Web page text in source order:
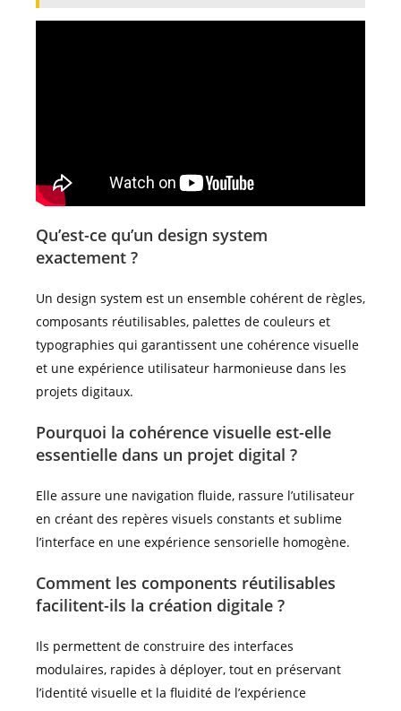
Qu’est-ce qu’un design system
exactement ?
Un design system est un ensemble cohérent de règles,
composants réutilisables, palettes de couleurs et
typographies qui garantissent une cohérence visuelle
et une expérience utilisateur harmonieuse dans les
projets digitaux.
Pourquoi la cohérence visuelle est-elle
essentielle dans un projet digital ?
Elle assure une navigation fluide, rassure l’utilisateur
en créant des repères visuels constants et sublime
l’interface en une expérience sensorielle homogène.
Comment les components réutilisables
facilitent-ils la création digitale ?
Ils permettent de construire des interfaces
modulaires, rapides à déployer, tout en préservant
l’identité visuelle et la fluidité de l’expérience